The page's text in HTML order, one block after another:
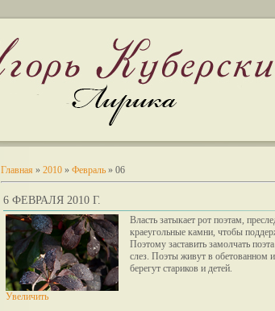
Главная » 2010 » Февраль » 06
6 ФЕВРАЛЯ 2010 Г.
Увеличить
Власть затыкает рот поэтам,
краеугольные камни, чтобы
Поэтому заставить замолчать
слез. Поэты живут в обетованном
берегут стариков и детей.